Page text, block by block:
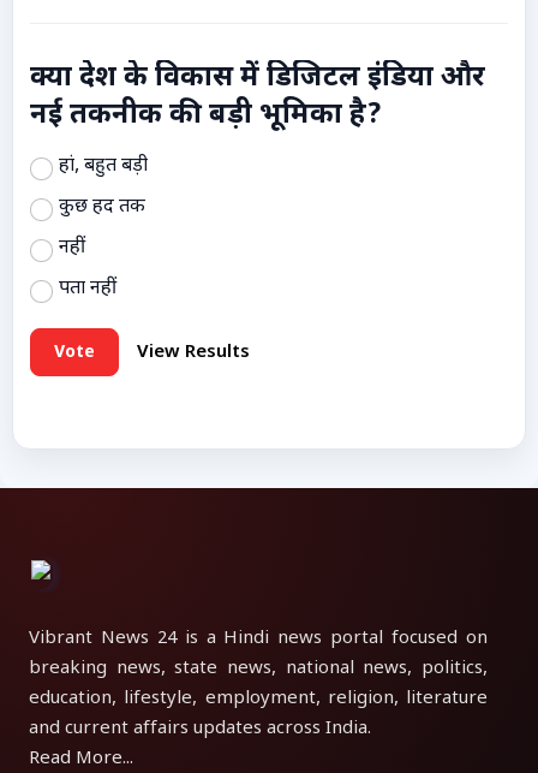
क्या देश के विकास में डिजिटल इंडिया और
नई तकनीक की बड़ी भूमिका है?
हां, बहुत बड़ी
कुछ हद तक
नहीं
पता नहीं
Vote View Results
Vibrant News 24 is a Hindi news portal focused on
breaking news, state news, national news, politics,
education, lifestyle, employment, religion, literature
and current affairs updates across India.
Read More...